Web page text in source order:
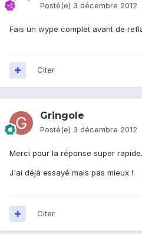
Posté(e) 3 décembre 2012
Fais un wype complet avant de
Citer
Gringole
Posté(e) 3 décembre 2012
Merci pour la réponse super rapide.
J'ai déjà essayé mais pas mieux !
Citer